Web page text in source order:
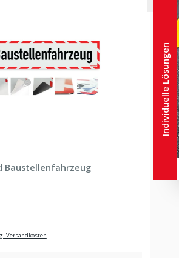
Baustellenfahrzeug
Versandkosten
Individuelle Lösungen